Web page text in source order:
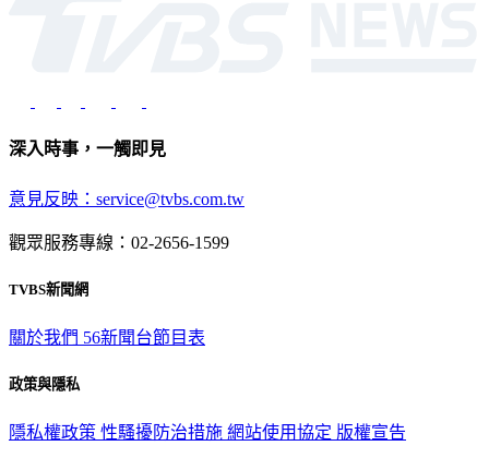
深入時事，一觸即見
意見反映：service@tvbs.com.tw
觀眾服務專線：02-2656-1599
TVBS新聞網
關於我們 56新聞台節目表
政策與隱私
隱私權政策 性騷擾防治措施 網站使用協定 版權宣告